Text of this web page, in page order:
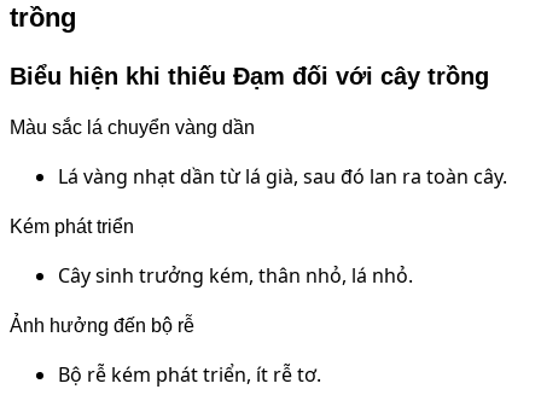
trồng
Biểu hiện khi thiếu Đạm đối với cây trồng
Màu sắc lá chuyển vàng dần
Lá vàng nhạt dần từ lá già, sau đó lan ra toàn cây.
Kém phát triển
Cây sinh trưởng kém, thân nhỏ, lá nhỏ.
Ảnh hưởng đến bộ rễ
Bộ rễ kém phát triển, ít rễ tơ.